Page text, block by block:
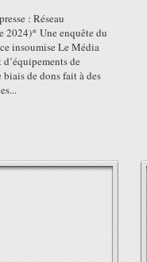
: Réseau
2024)* Une enquête du
insoumise Le Média
de
biais de dons fait à des